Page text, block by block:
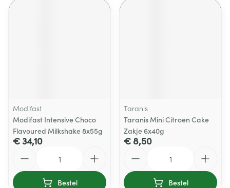
Modifast
Modifast Intensive Choco
Flavoured Milkshake 8x55g
€ 34,10
Bestel
Taranis
Taranis Mini Citroen Cake
Zakje 6x40g
€ 8,50
Bestel